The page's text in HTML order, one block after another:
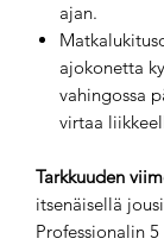
ajan.
ajokonetta
vahingossa
virtaa
Tarkkuuden
itsenäisellä
Professionalin